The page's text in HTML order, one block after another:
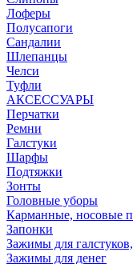
Лоферы
Полусапоги
Сандалии
Шлепанцы
Челси
Туфли
АКСЕССУАРЫ
Перчатки
Ремни
Галстуки
Шарфы
Подтяжки
Зонты
Головные уборы
Карманные, носовые
Запонки
Зажимы для
Зажимы для денег